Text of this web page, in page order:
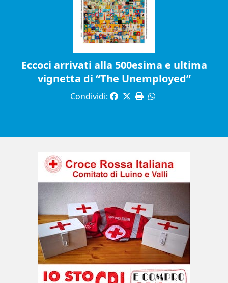
Eccoci arrivati alla 500esima e ultima
vignetta di “The Unemployed”
Condividi: